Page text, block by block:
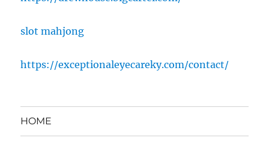
slot mahjong
https://exceptionaleyecareky.com/contact/
HOME